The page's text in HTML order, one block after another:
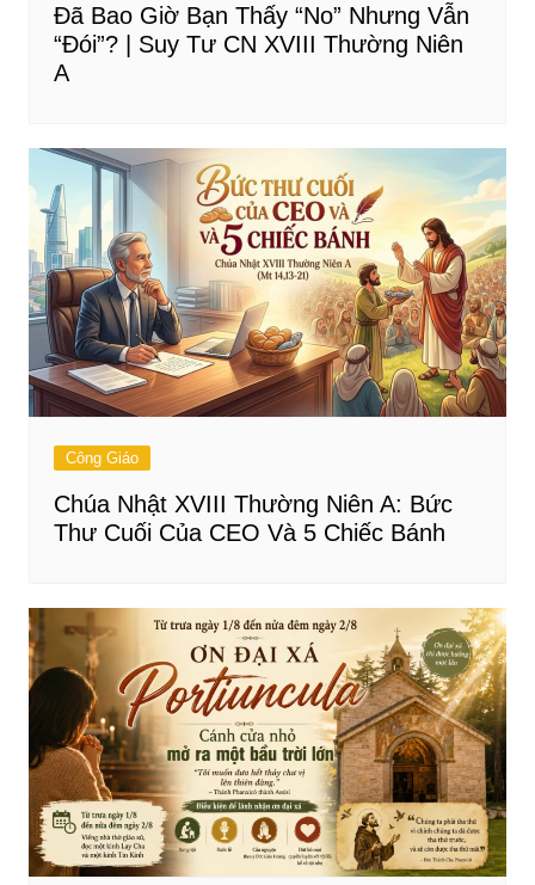
Đã Bao Giờ Bạn Thấy “No” Nhưng Vẫn
“Đói”? | Suy Tư CN XVIII Thường Niên
A
Công Giáo
Chúa Nhật XVIII Thường Niên A: Bức
Thư Cuối Của CEO Và 5 Chiếc Bánh